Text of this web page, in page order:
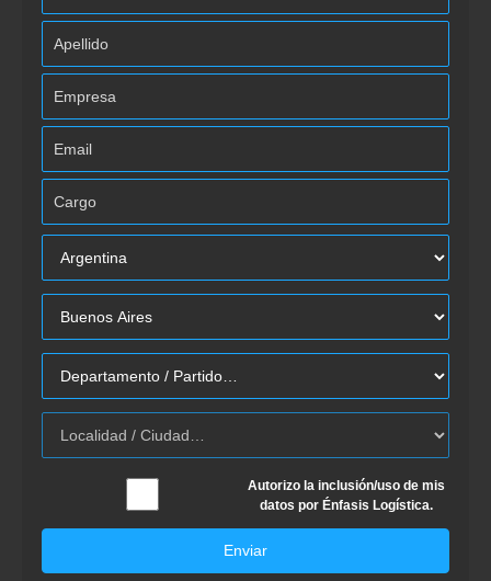
Autorizo la inclusión/uso de mis
datos por Énfasis Logística.
Enviar